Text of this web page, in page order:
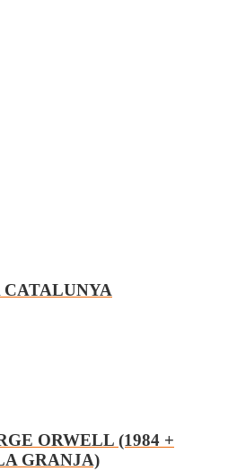
ORWELL (1984 +
GRANJA)